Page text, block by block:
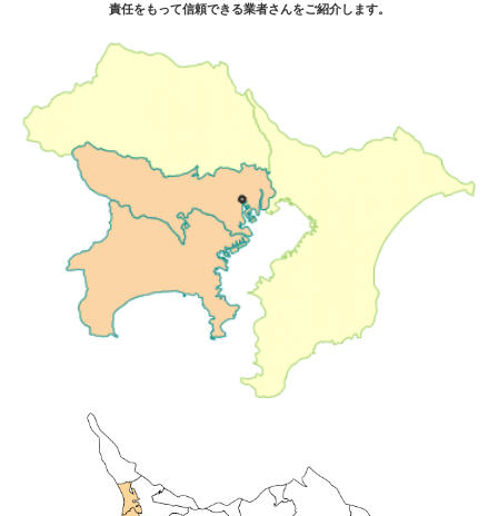
責任をもって信頼できる業者さんをご紹介します。